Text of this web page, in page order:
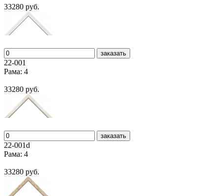
33280 руб.
заказать
22-001
Рама: 4
33280 руб.
заказать
22-001d
Рама: 4
33280 руб.